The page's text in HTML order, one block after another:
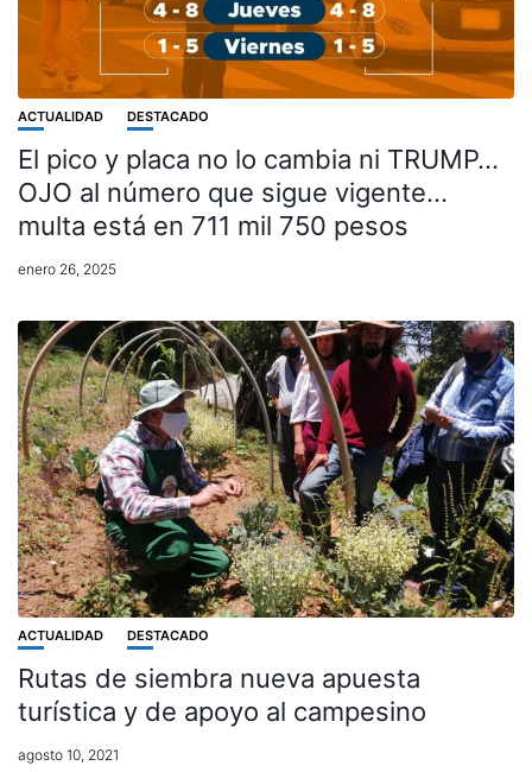
ACTUALIDAD DESTACADO
El pico y placa no lo cambia ni TRUMP…
OJO al número que sigue vigente…
multa está en 711 mil 750 pesos
enero 26, 2025
ACTUALIDAD DESTACADO
Rutas de siembra nueva apuesta
turística y de apoyo al campesino
agosto 10, 2021